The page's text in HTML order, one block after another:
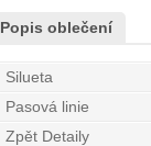
Popis oblečení
Silueta
Pasová linie
Zpět Detaily